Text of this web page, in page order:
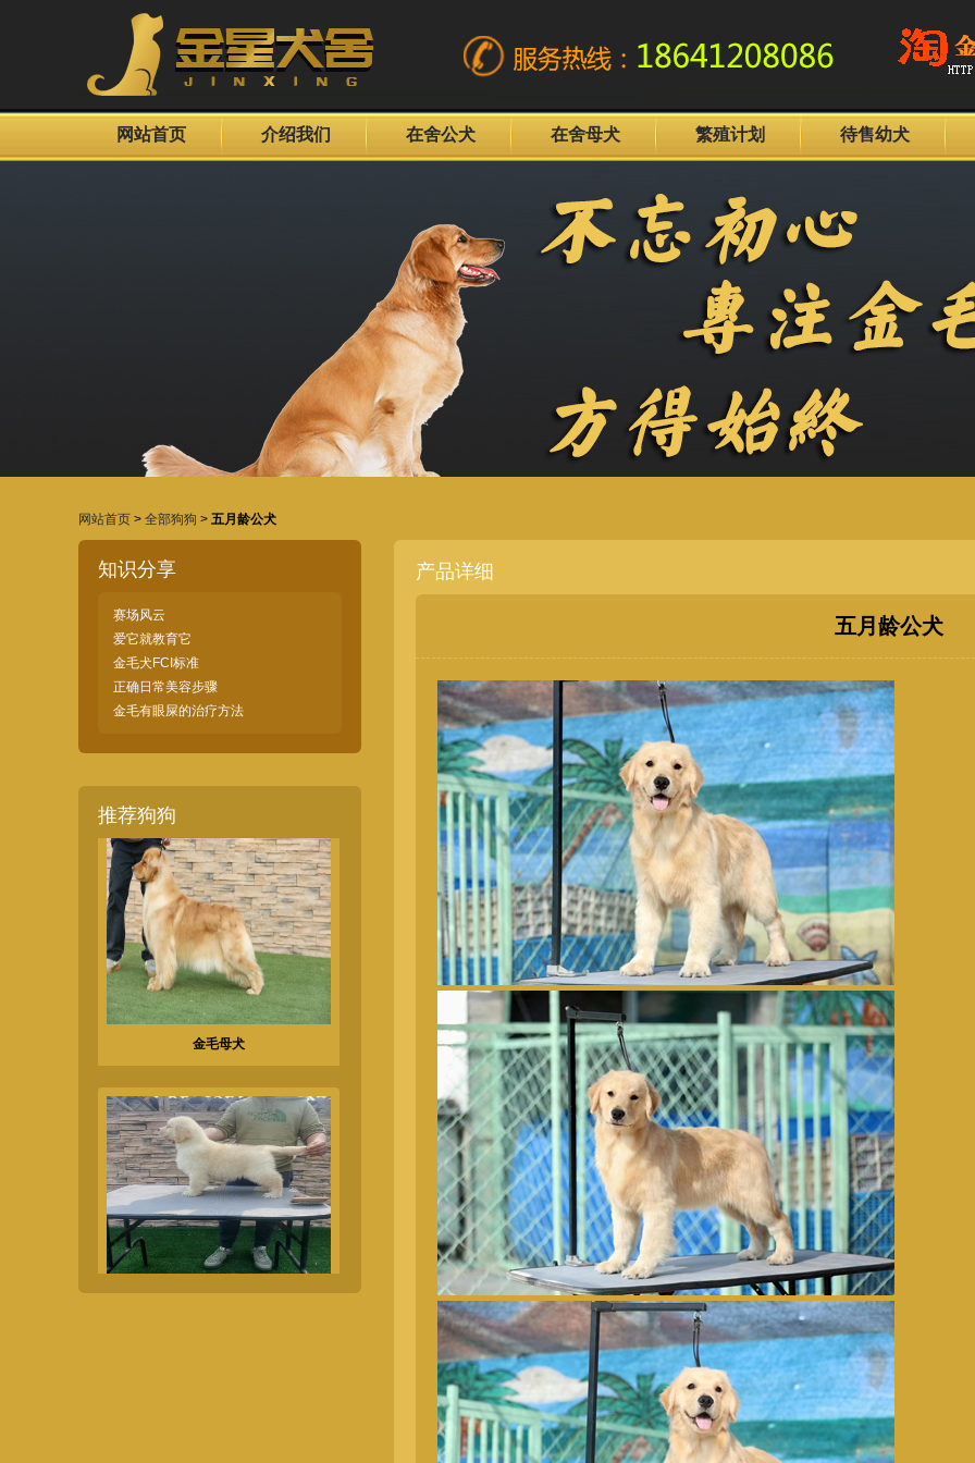
网站首页 介绍我们 在舍公犬 在舍母犬 繁殖计划 待售幼犬
网站首页 > 全部狗狗 > 五月龄公犬
知识分享
赛场风云
爱它就教育它
金毛犬FCI标准
正确日常美容步骤
金毛有眼屎的治疗方法
推荐狗狗
金毛母犬
产品详细
五月龄公犬